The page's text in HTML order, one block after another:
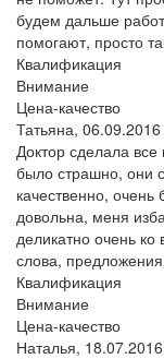
будем дальше
помогают, просто
Квалификация
Внимание
Цена-качество
Татьяна, 06.09.2016
Доктор сделала
было страшно, они
качественно,
довольна, меня
деликатно очень
слова,
Квалификация
Внимание
Цена-качество
Наталья, 18.07.2016